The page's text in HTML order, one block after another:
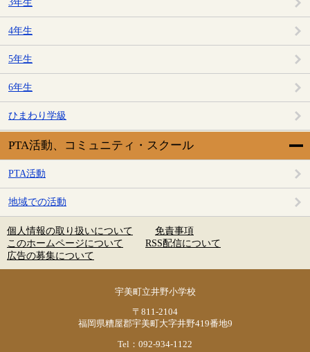
3年生
4年生
5年生
6年生
ひまわり学級
PTA活動、コミュニティ・スクール
PTA活動
地域での活動
個人情報の取り扱いについて
免責事項
このホームページについて
RSS配信について
広告の募集について
宇美町立井野小学校
〒811-2104
福岡県糟屋郡宇美町大字井野419番地9
Tel：092-934-1122